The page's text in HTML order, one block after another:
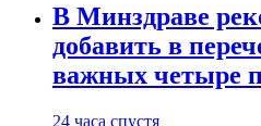
В Минздраве
добавить в
важных четыре
24 часа спустя